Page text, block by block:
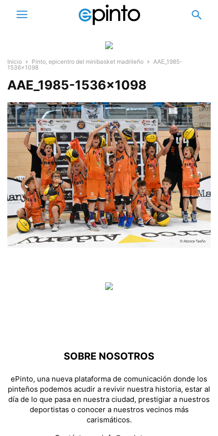
Inicio Pinto, epicentro del minibasket madrileño
AAE_1985-
1536x1098
AAE_1985-1536×1098
SOBRE NOSOTROS
ePinto, una nueva plataforma de comunicación donde los
pinteños podemos acudir a revivir nuestra historia, estar al
día de lo que pasa en nuestra ciudad, prestigiar a nuestros
deportistas o conocer a nuestros vecinos más
carismáticos.